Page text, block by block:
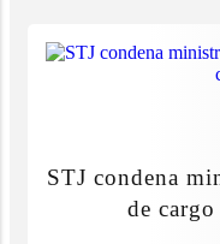
STJ condena
de